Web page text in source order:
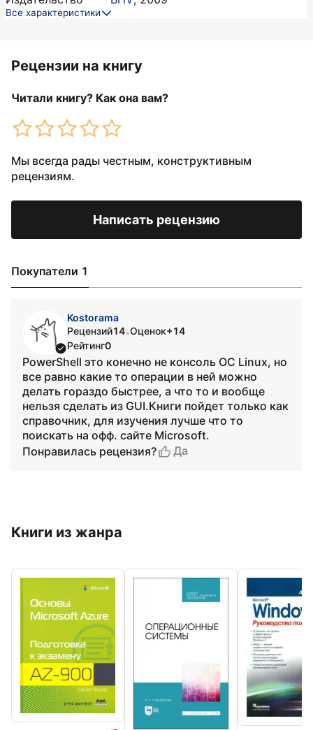
Все характеристики
Рецензии на книгу
Читали книгу? Как она вам?
Мы всегда рады честным, конструктивным
рецензиям.
Написать рецензию
Покупатели 1
Kostorama
Рецензий14•Оценок+14
Рейтинг0
PowerShell это конечно не консоль ОС Linux, но
все равно какие то операции в ней можно
делать гораздо быстрее, а что то и вообще
нельзя сделать из GUI.Книги пойдет только как
справочник, для изучения лучше что то
поискать на офф. сайте Microsoft.
Понравилась рецензия?
Да
Книги из жанра